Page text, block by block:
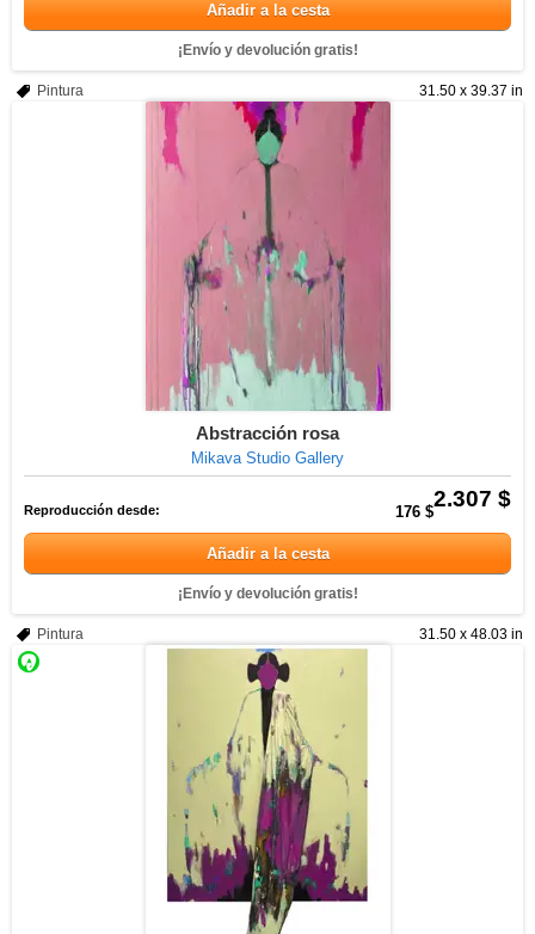
Añadir a la cesta
¡Envío y devolución gratis!
31.50 x 39.37 in
Pintura
Abstracción rosa
Mikava Studio Gallery
2.307 $
Reproducción desde: 176 $
Añadir a la cesta
¡Envío y devolución gratis!
31.50 x 48.03 in
Pintura